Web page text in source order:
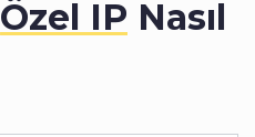
Özel IP Nasıl